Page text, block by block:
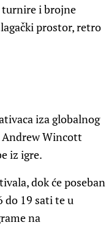
turnire i brojne
prostor, retro
iza globalnog
Andrew Wincott
iz igre.
dok će poseban
do 19 sati te u
na